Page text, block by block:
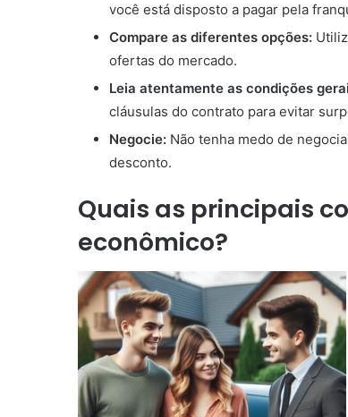
você está disposto a pagar pela
Compare as diferentes opções:
ofertas do mercado.
Leia atentamente as condições
cláusulas do contrato para evitar
Negocie: Não tenha medo de
desconto.
Quais as principais
econômico?